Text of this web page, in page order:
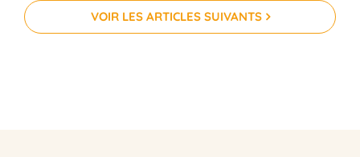
VOIR LES ARTICLES SUIVANTS